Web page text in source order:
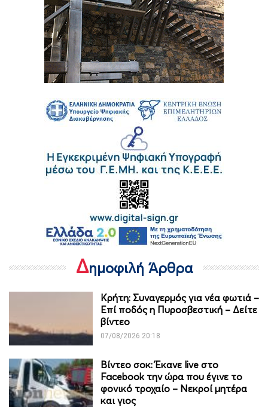
Δημοφιλή Άρθρα
Κρήτη: Συναγερμός για νέα φωτιά –
Επί ποδός η Πυροσβεστική – Δείτε
βίντεο
07/08/2026 20:18
Βίντεο σοκ: Έκανε live στο
Facebook την ώρα που έγινε το
φονικό τροχαίο – Νεκροί μητέρα
και γιος